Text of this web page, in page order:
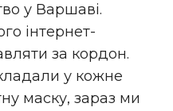
у Варшаві.
інтернет-
за кордон.
у кожне
маску, зараз ми